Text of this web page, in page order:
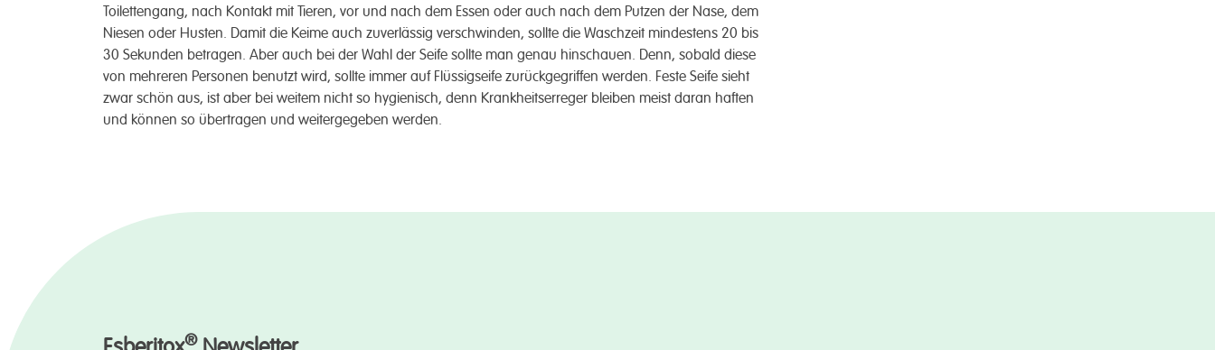
Toiletten­­gang, nach Kontakt mit Tieren, vor und nach dem Essen oder auch nach dem Putzen der Nase, dem
Niesen oder Husten. Damit die Keime auch zuver­lässig ver­sch­winden, sollte die Wasch­­zeit min­destens 20 bis
30 Sekunden be­tragen. Aber auch bei der Wahl der Seife sollte man genau hin­­schauen. Denn, so­bald diese
von mehreren Per­sonen benutzt wird, sollte immer auf Flüssig­­seife zurück­gegriffen werden. Feste Seife sieht
zwar schön aus, ist aber bei weitem nicht so hygienisch, denn Krankheits­­erreger bleiben meist daran haften
und können so über­­tragen und weiter­­gegeben werden.
®